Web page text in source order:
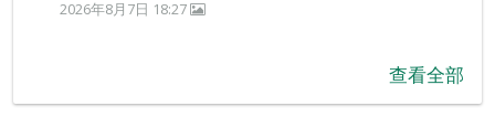
2026年8月7日 18:27
查看全部